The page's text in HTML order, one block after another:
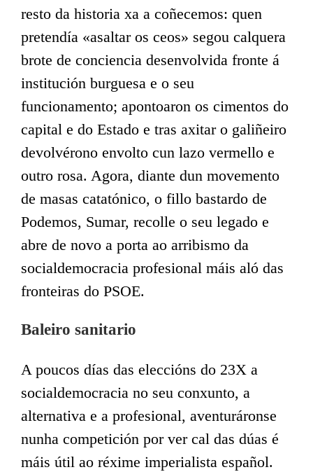
resto da historia xa a coñecemos: quen
pretendía «asaltar os ceos» segou calquera
brote de conciencia desenvolvida fronte á
institución burguesa e o seu
funcionamento; apontoaron os cimentos do
capital e do Estado e tras axitar o galiñeiro
devolvérono envolto cun lazo vermello e
outro rosa. Agora, diante dun movemento
de masas catatónico, o fillo bastardo de
Podemos, Sumar, recolle o seu legado e
abre de novo a porta ao arribismo da
socialdemocracia profesional máis aló das
fronteiras do PSOE.
Baleiro sanitario
A poucos días das eleccións do 23X a
socialdemocracia no seu conxunto, a
alternativa e a profesional, aventuráronse
nunha competición por ver cal das dúas é
máis útil ao réxime imperialista español.